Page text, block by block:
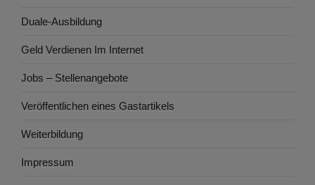
Duale-Ausbildung
Geld Verdienen Im Internet
Jobs – Stellenangebote
Veröffentlichen eines Gastartikels
Weiterbildung
Impressum